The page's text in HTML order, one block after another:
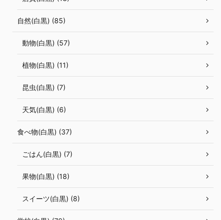
自然(白黒) (85)
動物(白黒) (57)
植物(白黒) (11)
昆虫(白黒) (7)
天気(白黒) (6)
食べ物(白黒) (37)
ごはん(白黒) (7)
果物(白黒) (18)
スイーツ(白黒) (8)